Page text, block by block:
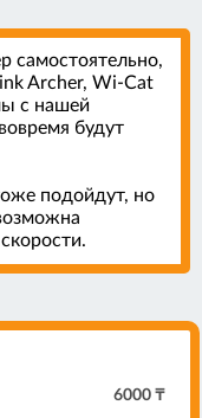
самостоятельно,
Archer, Wi-Cat
с нашей
будут
подойдут, но
6000 ₸